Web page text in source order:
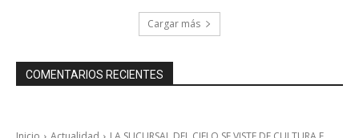
Cargar más
COMENTARIOS RECIENTES